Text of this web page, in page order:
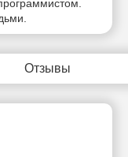
Отзывы
10:00
10:30
11:00